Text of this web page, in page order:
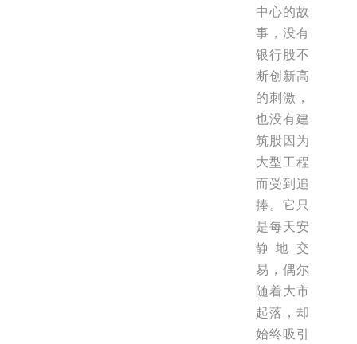
中心的故
事，没有
银行股不
断创新高
的刺激，
也没有建
筑股因为
大型工程
而受到追
捧。它只
是每天安
静地交
易，偶尔
随着大市
起落，却
始终吸引